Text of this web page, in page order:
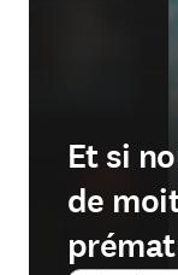
Et si
de